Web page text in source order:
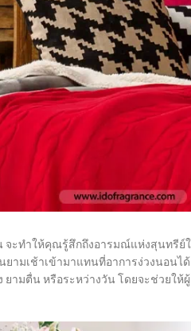
ะทำให้คุณรู้สึกถึงอารมณ์แห่งสุนทรีย์
ามเช้าเข้ามาแทนที่อาการง่วงนอนได้
ามตื่น หรือระหว่างวัน โดยจะช่วยให้ผู้